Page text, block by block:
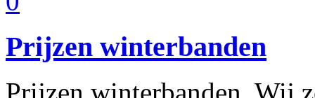
Prijzen winterbanden
Prijzen winterbanden. Wij